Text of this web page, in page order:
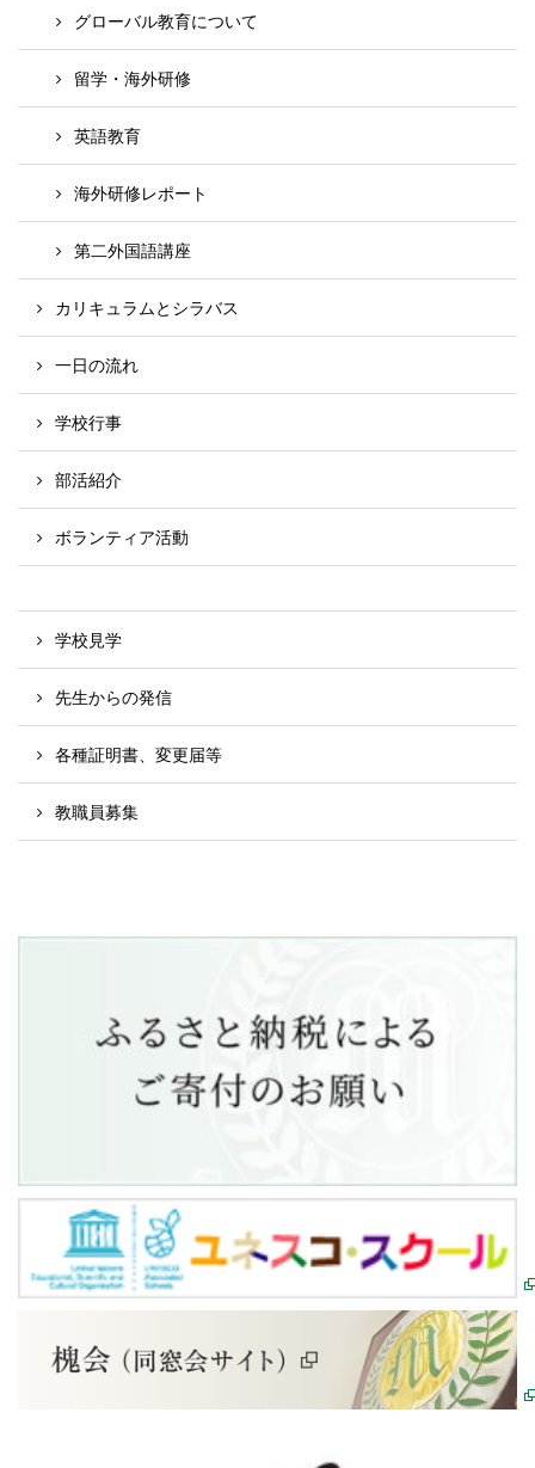
グローバル教育について
留学・海外研修
英語教育
海外研修レポート
第二外国語講座
カリキュラムとシラバス
一日の流れ
学校行事
部活紹介
ボランティア活動
学校見学
先生からの発信
各種証明書、変更届等
教職員募集